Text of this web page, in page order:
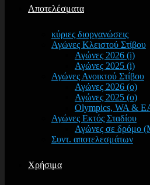
Αποτελέσματα
κύριες διοργανώσεις
Αγώνες Κλειστού Στίβου
Αγώνες 2026 (i)
Αγώνες 2025 (i)
Αγώνες Ανοικτού Στίβου
Αγώνες 2026 (o)
Αγώνες 2025 (o)
Olympics, WA &
Αγώνες Εκτός Σταδίου
Αγώνες σε δρόμο
Συντ. αποτελεσμάτων
Χρήσιμα